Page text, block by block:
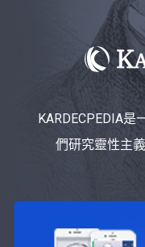
KARDECPEDIA
們研究靈性主